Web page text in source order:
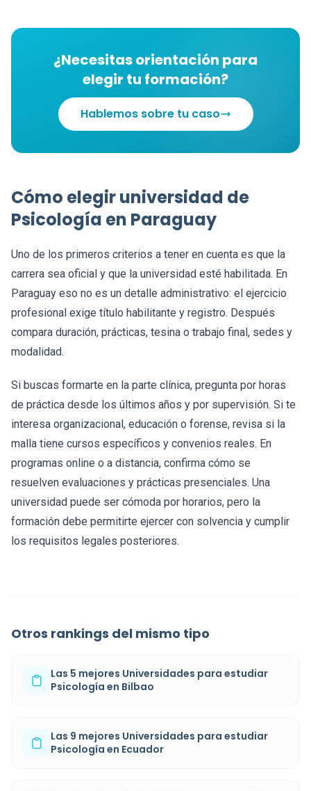
¿Necesitas orientación para
elegir tu formación?
Hablemos sobre tu caso
Cómo elegir universidad de
Psicología en Paraguay
Uno de los primeros criterios a tener en cuenta es que la
carrera sea oficial y que la universidad esté habilitada. En
Paraguay eso no es un detalle administrativo: el ejercicio
profesional exige título habilitante y registro. Después
compara duración, prácticas, tesina o trabajo final, sedes y
modalidad.
Si buscas formarte en la parte clínica, pregunta por horas
de práctica desde los últimos años y por supervisión. Si te
interesa organizacional, educación o forense, revisa si la
malla tiene cursos específicos y convenios reales. En
programas online o a distancia, confirma cómo se
resuelven evaluaciones y prácticas presenciales. Una
universidad puede ser cómoda por horarios, pero la
formación debe permitirte ejercer con solvencia y cumplir
los requisitos legales posteriores.
Otros rankings del mismo tipo
Las 5 mejores Universidades para estudiar
Psicología en Bilbao
Las 9 mejores Universidades para estudiar
Psicología en Ecuador